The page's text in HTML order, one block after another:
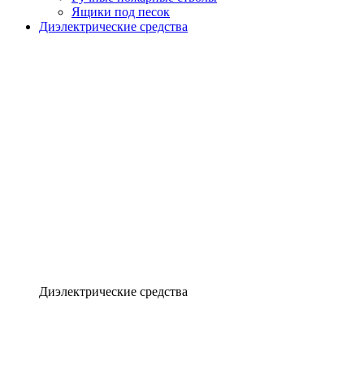
Ящики под песок
Диэлектрические средства
Диэлектрические средства